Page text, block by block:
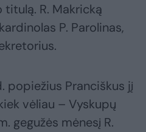
R. Makricką
P. Parolinas,
popiežius Pranciškus jį
vėliau – Vyskupų
gegužės mėnesį R.